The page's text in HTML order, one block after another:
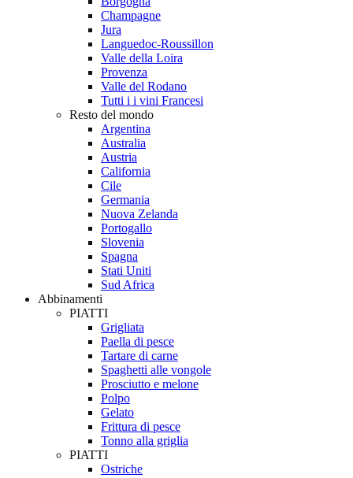
Champagne
Jura
Languedoc-Roussillon
Valle della Loira
Provenza
Valle del Rodano
Tutti i i vini Francesi
Resto del mondo
Argentina
Australia
Austria
California
Cile
Germania
Nuova Zelanda
Portogallo
Slovenia
Spagna
Stati Uniti
Sud Africa
Abbinamenti
PIATTI
Grigliata
Paella di pesce
Tartare di carne
Spaghetti alle vongole
Prosciutto e melone
Polpo
Gelato
Frittura di pesce
Tonno alla griglia
PIATTI
Ostriche